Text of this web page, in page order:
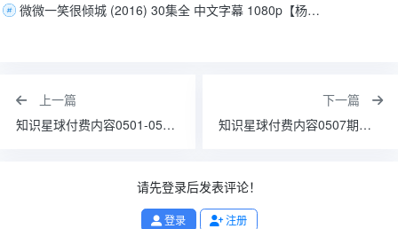
微微一笑很倾城 (2016) 30集全 中文字幕 1080p【杨洋 毛晓彤 郑爽】
上一篇
知识星球付费内容0501-05期【财经、实事、知识学习为主】
下一篇
知识星球付费内容0507期【财经、实事、知识学习为主】
请先登录后发表评论！
登录 注册